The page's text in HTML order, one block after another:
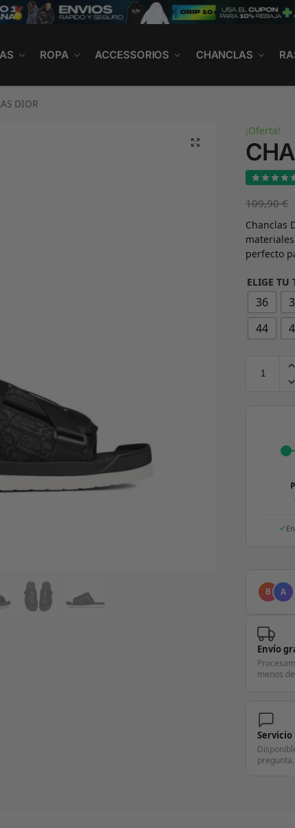
ROPA ACCESSORIOS CHANCLAS
DIOR
¡Oferta!
109,90€
Chanclas
perfecto
ELIGE TU
36
44
B A
Envío
menos
Servicio
pregunta.